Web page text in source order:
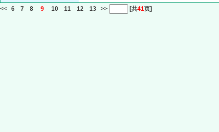
<< 6 7 8 9 10 11 12 13 >> [共41页]